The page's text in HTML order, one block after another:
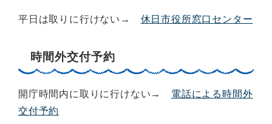
平日は取りに行けない→ 休日市役所窓口センター
時間外交付予約
開庁時間内に取りに行けない→ 電話による時間外
交付予約